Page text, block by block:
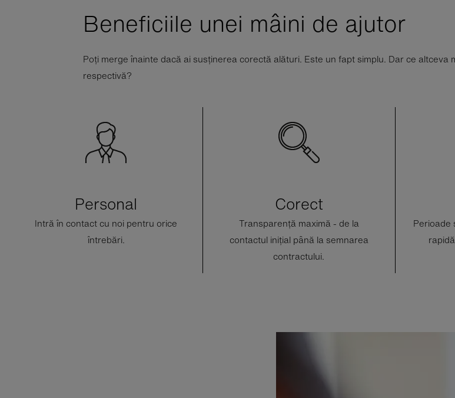
Beneficiile unei mâini de ajutor
Poți merge înainte dacă ai susținerea corectă alături. Este un fapt simplu. Dar ce altceva
respectivă?
Personal
Intră în contact cu noi pentru orice
întrebări.
Corect
Transparență maximă - de la
contactul inițial până la semnarea
contractului.
Perioade